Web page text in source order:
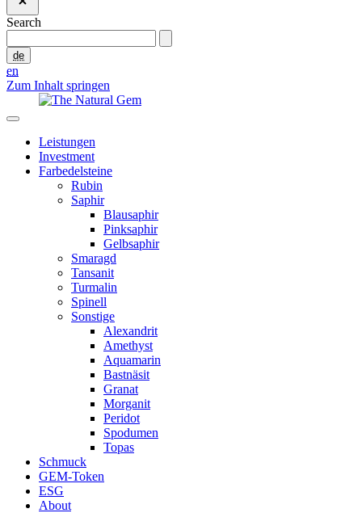
Search
de
en
Zum Inhalt springen
Leistungen
Investment
Farbedelsteine
Rubin
Saphir
Blausaphir
Pinksaphir
Gelbsaphir
Smaragd
Tansanit
Turmalin
Spinell
Sonstige
Alexandrit
Amethyst
Aquamarin
Bastnäsit
Granat
Morganit
Peridot
Spodumen
Topas
Schmuck
GEM-Token
ESG
About